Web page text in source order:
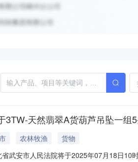
3TW-天然翡翠A货葫芦吊坠一组
农林牧渔
货物
武安市人民法院将于2025年07月18日10